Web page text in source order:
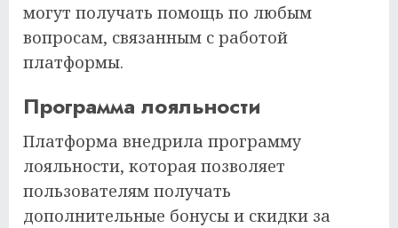
могут получать помощь по любым
вопросам, связанным с работой
платформы.
Программа лояльности
Платформа внедрила программу
лояльности, которая позволяет
пользователям получать
дополнительные бонусы и скидки за